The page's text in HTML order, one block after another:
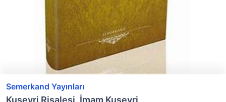
Semerkand Yayınları
Kuşeyri Risalesi, İmam Kuşeyri